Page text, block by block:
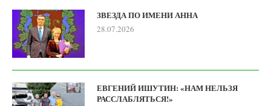
ЗВЕЗДА ПО ИМЕНИ АННА
28.07.2026
ЕВГЕНИЙ ИШУТИН: «НАМ НЕЛЬЗЯ
РАССЛАБЛЯТЬСЯ!»